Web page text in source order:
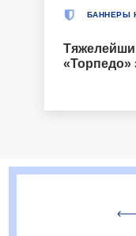
БАННЕРЫ
«Торпедо»